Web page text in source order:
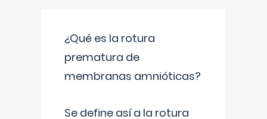
¿Qué es la rotura
prematura de
membranas amnióticas?
Se define así a la rotura